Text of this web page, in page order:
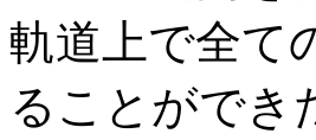
軌道上で全て
ることができ